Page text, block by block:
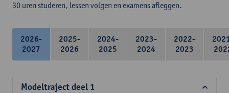
30 uren studeren, lessen volgen en examens afleggen.
2026-
2027
2025-
2026
2024-
2025
2023-
2024
2022-
2023
Modeltraject deel 1